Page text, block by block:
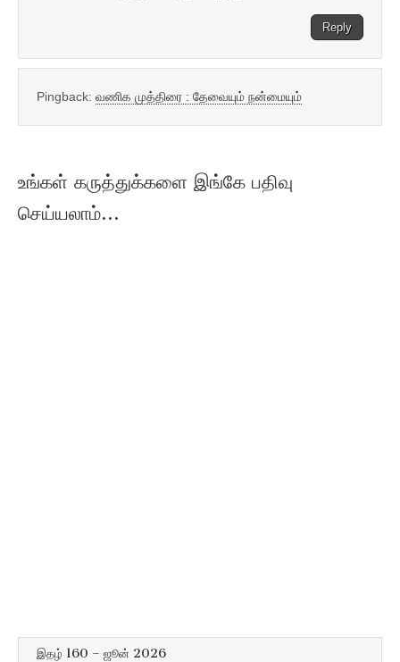
Reply
Pingback: வணிக முத்திரை : தேவையும் நன்மையும்
உங்கள் கருத்துக்களை இங்கே பதிவு
செய்யலாம்...
இதழ் 160 – ஜூன் 2026